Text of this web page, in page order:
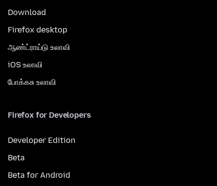
Download
Firefox desktop
ஆண்ட்ராய்டு உலாவி
iOS உலாவி
போக்கசு உலாவி
Firefox for Developers
Developer Edition
Beta
Beta for Android